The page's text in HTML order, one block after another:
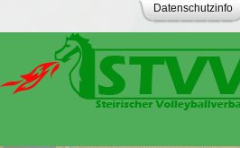
Datenschutzinfo